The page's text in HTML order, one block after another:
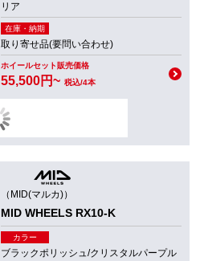
リア
在庫・納期
取り寄せ品(要問い合わせ)
ホイールセット販売価格
55,500円~ 税込/4本
（MID(マルカ)）
MID WHEELS RX10-K
カラー
ブラックポリッシュ/クリスタルパープル